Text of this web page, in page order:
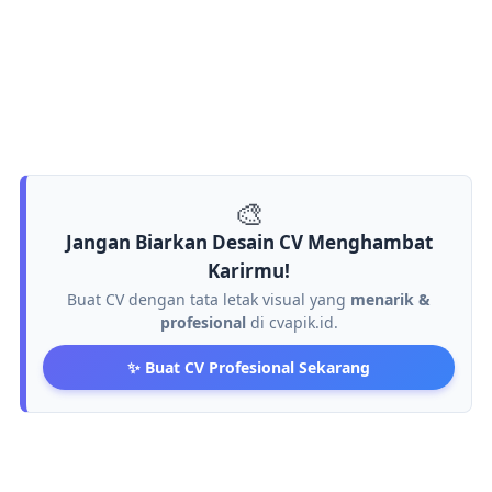
🎨
Jangan Biarkan Desain CV Menghambat
Karirmu!
Buat CV dengan tata letak visual yang menarik &
profesionaldi cvapik.id.
✨ Buat CV Profesional Sekarang